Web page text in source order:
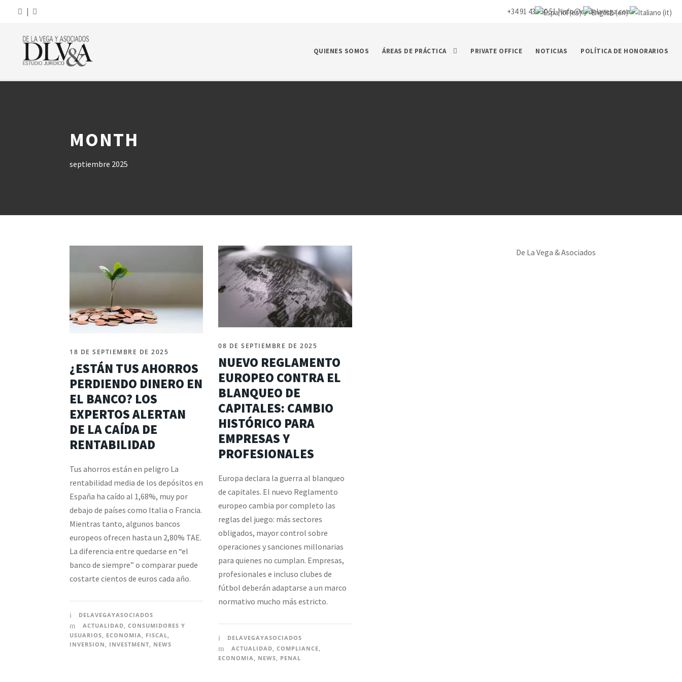
| +34 91 435 50 51 |info@ej-delavega.com
QUIENES SOMOS ÁREAS DE PRÁCTICA PRIVATE OFFICE NOTICIAS POLÍTICA DE HONORARIOS
MONTH
septiembre 2025
18 DE SEPTIEMBRE DE 2025
¿ESTÁN TUS AHORROS
PERDIENDO DINERO EN
EL BANCO? LOS
EXPERTOS ALERTAN
DE LA CAÍDA DE
RENTABILIDAD
Tus ahorros están en peligro La
rentabilidad media de los depósitos en
España ha caído al 1,68%, muy por
debajo de países como Italia o Francia.
Mientras tanto, algunos bancos
europeos ofrecen hasta un 2,80% TAE.
La diferencia entre quedarse en “el
banco de siempre” o comparar puede
costarte cientos de euros cada año.
DELAVEGAYASOCIADOS
ACTUALIDAD CONSUMIDORES Y
USUARIOS
ECONOMIA FISCAL
INVERSION
INVESTMENT NEWS
08 DE SEPTIEMBRE DE 2025
NUEVO REGLAMENTO
EUROPEO CONTRA EL
BLANQUEO DE
CAPITALES: CAMBIO
HISTÓRICO PARA
EMPRESAS Y
PROFESIONALES
Europa declara la guerra al blanqueo
de capitales. El nuevo Reglamento
europeo cambia por completo las
reglas del juego: más sectores
obligados, mayor control sobre
operaciones y sanciones millonarias
para quienes no cumplan. Empresas,
profesionales e incluso clubes de
fútbol deberán adaptarse a un marco
normativo mucho más estricto.
DELAVEGAYASOCIADOS
ACTUALIDAD
COMPLIANCE
ECONOMIA
NEWS PENAL
De La Vega & Asociados